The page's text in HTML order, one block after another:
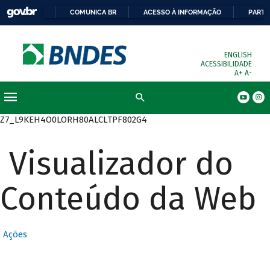
COMUNICA BR ACESSO À INFORMAÇÃO
ENGLISH
ACESSIBILIDADE
A+ A-
Z7_L9KEH4O0LORH80ALCLTPF802G4
Visualizador do
Conteúdo da Web
Ações